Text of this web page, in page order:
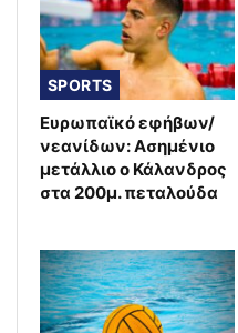
SPORTS
Ευρωπαϊκό εφήβων/
νεανίδων: Ασημένιο
μετάλλιο ο Κάλανδρος
στα 200μ. πεταλούδα